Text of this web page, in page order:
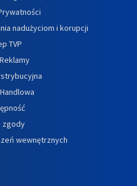
nadużyciom i korupcji
TVP
zgody
wewnętrznych